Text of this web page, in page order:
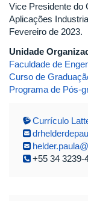
Vice Presidente do
Aplicações
Fevereiro de 2023.
Unidade
Faculdade de
Curso de
Programa de Pós-
Currículo
+55 34 3239-